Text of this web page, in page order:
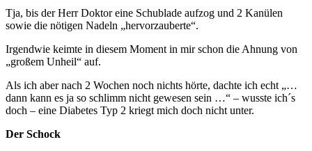
Tja, bis der Herr Doktor eine Schublade aufzog und 2 Kanülen
sowie die nötigen Nadeln „hervorzauberte“.
Irgendwie keimte in diesem Moment in mir schon die Ahnung von
„großem Unheil“ auf.
Als ich aber nach 2 Wochen noch nichts hörte, dachte ich echt „…
dann kann es ja so schlimm nicht gewesen sein …“ – wusste ich´s
doch – eine Diabetes Typ 2 kriegt mich doch nicht unter.
Der Schock